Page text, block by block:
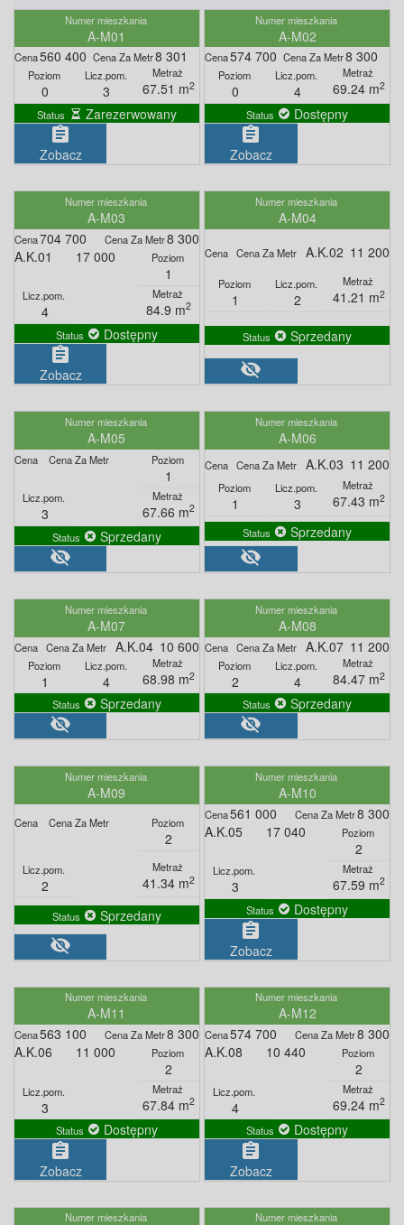
A-M01
67.51 m2
560 400
8 301
0
3
assignment
Zobacz
Zarezerwowany
A-M02
69.24 m2
574 700
8 300
0
4
assignment
Zobacz
Dostępny
A-M03
84.9 m2
704 700
8 300
1
4
A.K.01 17 000
assignment
Zobacz
Dostępny
A-M04
41.21 m2
1 2
A.K.02 11 200
visibility_off
Sprzedany
A-M05
67.66 m2
1
3
visibility_off
Sprzedany
A-M06
67.43 m2
1 3
A.K.03 11 200
visibility_off
Sprzedany
A-M07
68.98 m2
1 4
A.K.04 10 600
visibility_off
Sprzedany
A-M08
84.47 m2
2 4
A.K.07 11 200
visibility_off
Sprzedany
A-M09
41.34 m2
2
2
visibility_off
Sprzedany
A-M10
67.59 m2
561 000
8 300
2
3
A.K.05 17 040
assignment
Zobacz
Dostępny
A-M11
67.84 m2
563 100
8 300
2
3
A.K.06 11 000
assignment
Zobacz
Dostępny
A-M12
69.24 m2
574 700
8 300
2
4
A.K.08 10 440
assignment
Zobacz
Dostępny